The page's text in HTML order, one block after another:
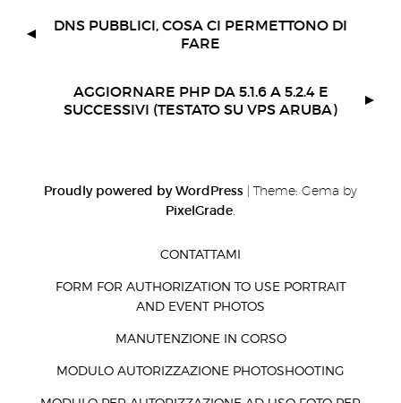
DNS PUBBLICI, COSA CI PERMETTONO DI
FARE
AGGIORNARE PHP DA 5.1.6 A 5.2.4 E
SUCCESSIVI (TESTATO SU VPS ARUBA)
Proudly powered by WordPress Theme: Gema by
PixelGrade
CONTATTAMI
FORM FOR AUTHORIZATION TO USE PORTRAIT
AND EVENT PHOTOS
MANUTENZIONE IN CORSO
MODULO AUTORIZZAZIONE PHOTOSHOOTING